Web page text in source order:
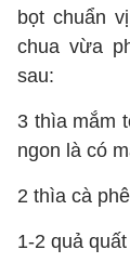
bọt chuẩn
chua vừa
sau:
3 thìa mắm
ngon là có
2 thìa cà
1-2 quả